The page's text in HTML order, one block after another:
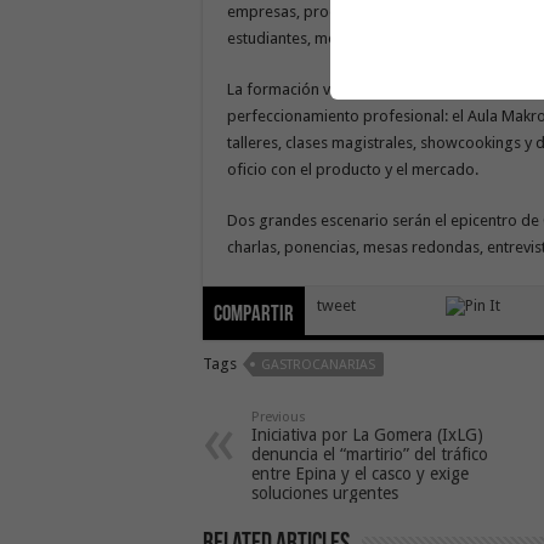
empresas, productores, distribuidores,
estudiantes, medios y prescriptores.
La formación vuelve a ser un pilar central
perfeccionamiento profesional: el Aula
talleres, clases magistrales, showcookings y
oficio con el producto y el mercado.
Dos grandes escenario serán el epicentro
charlas, ponencias, mesas redondas,
Compartir tweet
Tags GASTROCANARIAS
Previous
Iniciativa por La Gomera (IxLG)
denuncia el “martirio” del tráfico
entre Epina y el casco y exige
soluciones urgentes